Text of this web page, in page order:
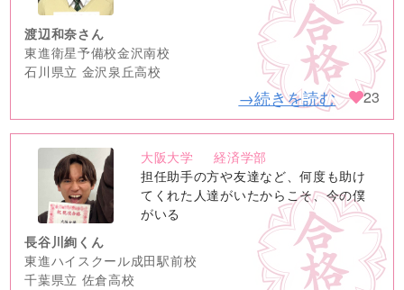
渡辺和奈さん
東進衛星予備校金沢南校
石川県立 金沢泉丘高校
→続きを読む 23
no
image
大阪大学
経済学部
担任助手の方や友達など、何度も助け
てくれた人達がいたからこそ、今の僕
がいる
長谷川絢くん
東進ハイスクール成田駅前校
千葉県立 佐倉高校